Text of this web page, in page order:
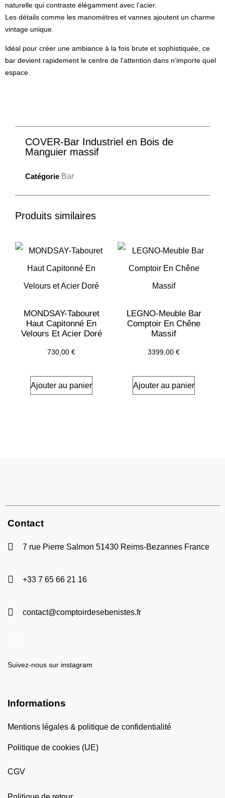
naturelle qui contraste élégamment avec l’acier.
Les détails comme les manomètres et vannes ajoutent un charme
vintage unique.
Idéal pour créer une ambiance à la fois brute et sophistiquée, ce
bar devient rapidement le centre de l’attention dans n’importe quel
espace.
COVER-Bar Industriel en Bois de
Manguier massif
Catégorie Bar
Produits similaires
MONDSAY-Tabouret
Haut Capitonné En
Velours Et Acier Doré
730,00 €
Ajouter au panier
LEGNO-Meuble Bar
Comptoir En Chêne
Massif
3399,00 €
Ajouter au panier
Contact
7 rue Pierre Salmon 51430 Reims-Bezannes France
+33 7 65 66 21 16
contact@comptoirdesebenistes.fr
Suivez-nous sur instagram
Informations
Mentions légales & politique de confidentialité
Politique de cookies (UE)
CGV